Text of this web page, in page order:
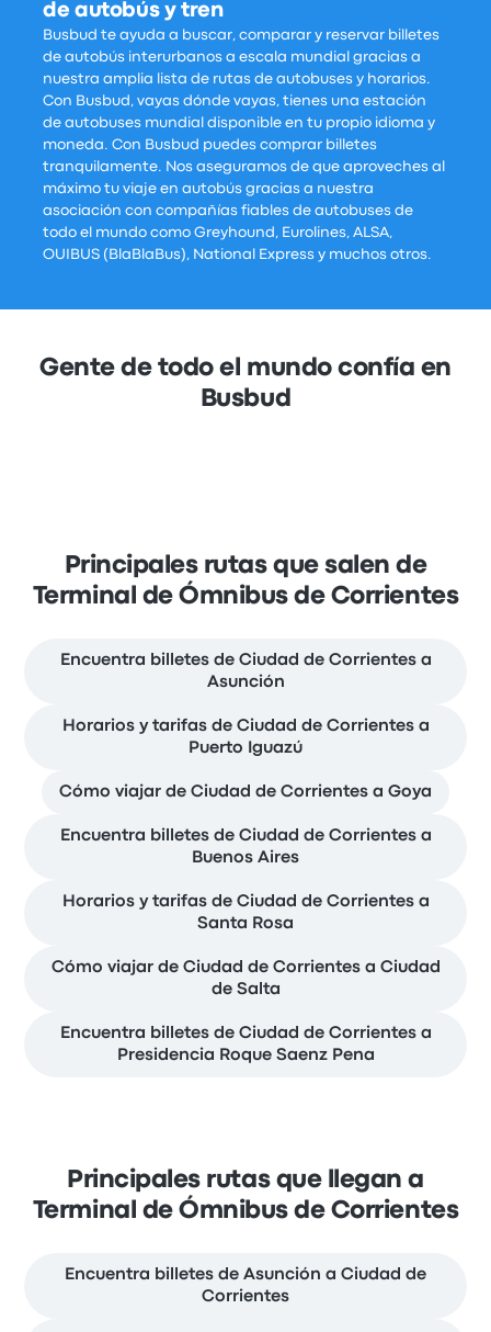
de autobús y tren
Busbud te ayuda a buscar, comparar y reservar billetes
de autobús interurbanos a escala mundial gracias a
nuestra amplia lista de rutas de autobuses y horarios.
Con Busbud, vayas dónde vayas, tienes una estación
de autobuses mundial disponible en tu propio idioma y
moneda. Con Busbud puedes comprar billetes
tranquilamente. Nos aseguramos de que aproveches al
máximo tu viaje en autobús gracias a nuestra
asociación con compañías fiables de autobuses de
todo el mundo como Greyhound, Eurolines, ALSA,
OUIBUS (BlaBlaBus), National Express y muchos otros.
Gente de todo el mundo confía en
Busbud
Principales rutas que salen de
Terminal de Ómnibus de Corrientes
Encuentra billetes de Ciudad de Corrientes a
Asunción
Horarios y tarifas de Ciudad de Corrientes a
Puerto Iguazú
Cómo viajar de Ciudad de Corrientes a Goya
Encuentra billetes de Ciudad de Corrientes a
Buenos Aires
Horarios y tarifas de Ciudad de Corrientes a
Santa Rosa
Cómo viajar de Ciudad de Corrientes a Ciudad
de Salta
Encuentra billetes de Ciudad de Corrientes a
Presidencia Roque Saenz Pena
Principales rutas que llegan a
Terminal de Ómnibus de Corrientes
Encuentra billetes de Asunción a Ciudad de
Corrientes